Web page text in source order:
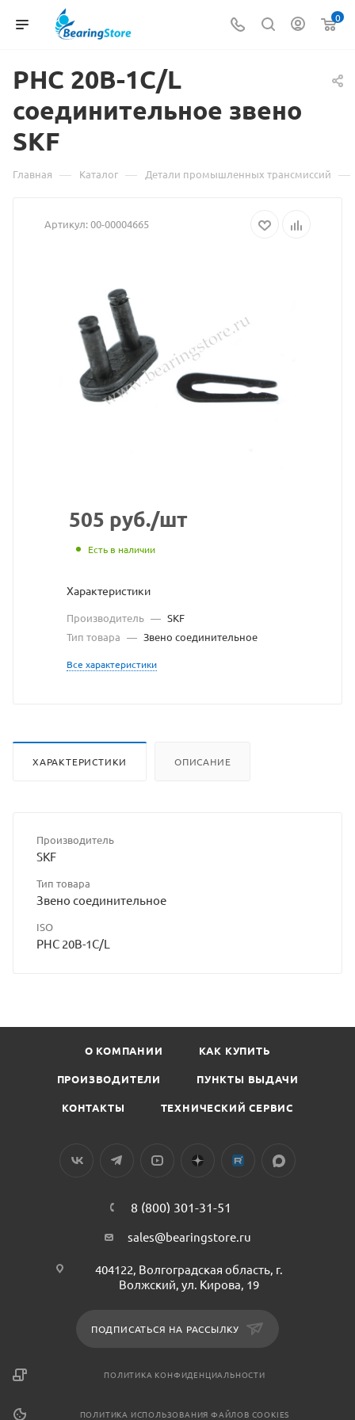
0
PHC 20B-1C/L
о
PHC
SKF
взят
с
https://
без
соединительное звено
SKF
Главная — Каталог — Детали промышленных трансмиссий —
Артикул:00-00004665
505 руб./шт
Есть в наличии
Характеристики
Производитель — SKF
Тип товара — Звено соединительное
Все характеристики
ХАРАКТЕРИСТИКИ ОПИСАНИЕ
Производитель
SKF
Тип товара
Звено соединительное
ISO
PHC 20B-1C/L
О КОМПАНИИ КАК КУПИТЬ
ПРОИЗВОДИТЕЛИ ПУНКТЫ ВЫДАЧИ
КОНТАКТЫ ТЕХНИЧЕСКИЙ СЕРВИС
8 (800) 301-31-51
sales@bearingstore.ru
404122, Волгоградская область, г.
Волжский, ул. Кирова, 19
ПОДПИСАТЬСЯ НА РАССЫЛКУ
ПОЛИТИКА КОНФИДЕНЦИАЛЬНОСТИ
ПОЛИТИКА ИСПОЛЬЗОВАНИЯ ФАЙЛОВ COOKIES